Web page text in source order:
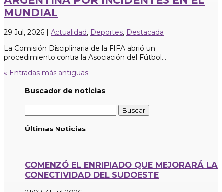
MUNDIAL
29 Jul, 2026 | Actualidad, Deportes, Destacada
La Comisión Disciplinaria de la FIFA abrió un
procedimiento contra la Asociación del Fútbol...
« Entradas más antiguas
Buscador de noticias
Últimas Noticias
COMENZÓ EL ENRIPIADO QUE MEJORARÁ LA
CONECTIVIDAD DEL SUDOESTE